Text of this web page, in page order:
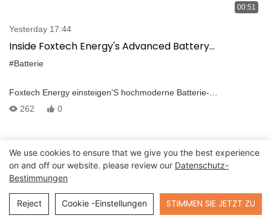
00:51
Yesterday 17:44
Inside Foxtech Energy's Advanced Battery
Manufacturing | Hochleistungs-Leistungslösungen
#Batterie
Foxtech Energy einsteigen’S hochmoderne Batterie-
Herstellungseinrichtung, in der Präzision und Innovation in jeder
verlässt. Mit drei hocheffizienten Versammlungslinien und einem
Team von über 120 spezialisierten Technikern überwachen wir die
gesamte Produktionskette—von r&D zur Massenherstellung.
Unsere Hochleistungs-Batterien sind Kraftdrohnen, unbemannte
Fahrzeuge, medizinische und industrielle Geräte,
262 0
Send Inquiry
We use cookies to ensure that we give you the best experience
on and off our website. please review our Datenschutz-
Bestimmungen
Reject Cookie -Einstellungen STIMMEN SIE JETZT ZU